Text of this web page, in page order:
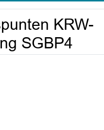
KRW-
SGBP4